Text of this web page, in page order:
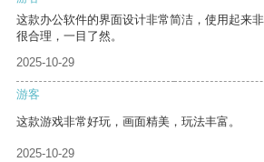
这款办公软件的界面设计非常简洁，使用起来
很合理，一目了然。
2025-10-29
游客
这款游戏非常好玩，画面精美，玩法丰富。
2025-10-29